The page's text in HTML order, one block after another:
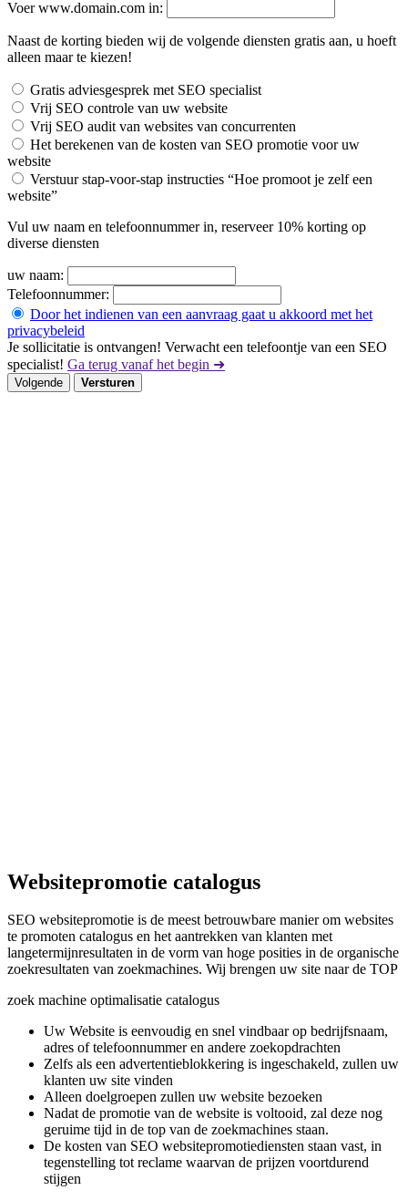
Voer www.domain.com in:
Naast de korting bieden wij de volgende diensten gratis aan, u hoeft
alleen maar te kiezen!
Gratis adviesgesprek met SEO specialist
Vrij SEO controle van uw website
Vrij SEO audit van websites van concurrenten
Het berekenen van de kosten van SEO promotie voor uw
website
Verstuur stap-voor-stap instructies “Hoe promoot je zelf een
website”
Vul uw naam en telefoonnummer in, reserveer 10% korting op
diverse diensten
uw naam:
Telefoonnummer:
Door het indienen van een aanvraag gaat u akkoord met het
privacybeleid
Je sollicitatie is ontvangen! Verwacht een telefoontje van een SEO
specialist! Ga terug vanaf het begin ➜
Volgende Versturen
Websitepromotie catalogus
SEO websitepromotie is de meest betrouwbare manier om websites
te promoten catalogus en het aantrekken van klanten met
langetermijnresultaten in de vorm van hoge posities in de organische
zoekresultaten van zoekmachines. Wij brengen uw site naar de TOP
zoek machine optimalisatie catalogus
Uw Website is eenvoudig en snel vindbaar op bedrijfsnaam,
adres of telefoonnummer en andere zoekopdrachten
Zelfs als een advertentieblokkering is ingeschakeld, zullen uw
klanten uw site vinden
Alleen doelgroepen zullen uw website bezoeken
Nadat de promotie van de website is voltooid, zal deze nog
geruime tijd in de top van de zoekmachines staan.
De kosten van SEO websitepromotiediensten staan ​​vast, in
tegenstelling tot reclame waarvan de prijzen voortdurend
stijgen